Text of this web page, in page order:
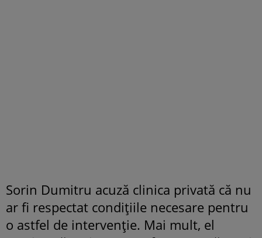
Sorin Dumitru acuză clinica privată că nu
ar fi respectat condițiile necesare pentru
o astfel de intervenție. Mai mult, el